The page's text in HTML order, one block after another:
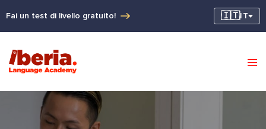
Fai un test di livello gratuito! 🇮🇹IT